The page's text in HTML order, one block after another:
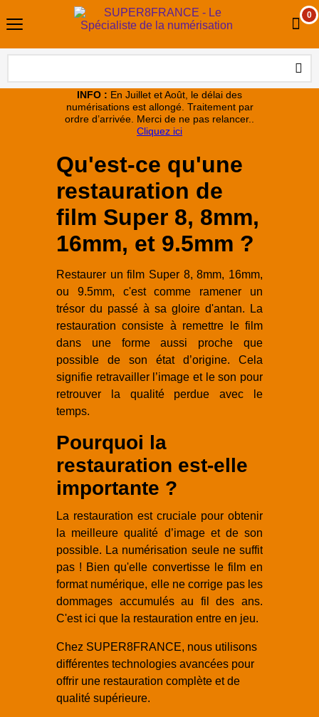
0
INFO : En Juillet et Août, le délai des
numérisations est allongé. Traitement par
ordre d’arrivée. Merci de ne pas relancer..
Cliquez ici
Qu'est-ce qu'une
restauration de
film Super 8, 8mm,
16mm, et 9.5mm ?
Restaurer un film Super 8, 8mm, 16mm,
ou 9.5mm, c'est comme ramener un
trésor du passé à sa gloire d'antan. La
restauration consiste à remettre le film
dans une forme aussi proche que
possible de son état d’origine. Cela
signifie retravailler l’image et le son pour
retrouver la qualité perdue avec le
temps.
Pourquoi la
restauration est-elle
importante ?
La restauration est cruciale pour obtenir
la meilleure qualité d’image et de son
possible. La numérisation seule ne suffit
pas ! Bien qu'elle convertisse le film en
format numérique, elle ne corrige pas les
dommages accumulés au fil des ans.
C'est ici que la restauration entre en jeu.
Chez SUPER8FRANCE, nous utilisons
différentes technologies avancées pour
offrir une restauration complète et de
qualité supérieure.